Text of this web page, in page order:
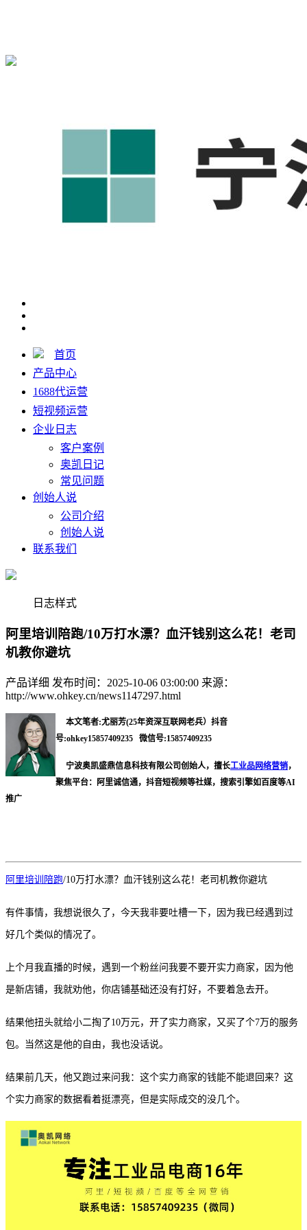
首页
产品中心
1688代运营
短视频运营
企业日志
客户案例
奥凯日记
常见问题
创始人说
公司介绍
创始人说
联系我们
日志样式
阿里培训陪跑/10万打水漂？血汗钱别这么花！老司
机教你避坑
产品详细 发布时间：2025-10-06 03:00:00 来源：
http://www.ohkey.cn/news1147297.html
本文笔者:尤丽芳(25年资深互联网老兵）抖音
号:ohkey15857409235 微信号:15857409235
宁波奥凯盛鼎信息科技有限公司创始人，擅长工业品网络营销，
聚焦平台：阿里诚信通，抖音短视频等社媒，搜索引擎如百度等AI
推广
阿里培训陪跑/10万打水漂？血汗钱别这么花！老司机教你避坑
有件事情，我想说很久了，今天我非要吐槽一下，因为我已经遇到过
好几个类似的情况了。
上个月我直播的时候，遇到一个粉丝问我要不要开实力商家，因为他
是新店铺，我就劝他，你店铺基础还没有打好，不要着急去开。
结果他扭头就给小二掏了10万元，开了实力商家，又买了个7万的服务
包。当然这是他的自由，我也没话说。
结果前几天，他又跑过来问我：这个实力商家的钱能不能退回来？这
个实力商家的数据看着挺漂亮，但是实际成交的没几个。